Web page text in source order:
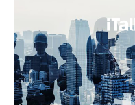
养老